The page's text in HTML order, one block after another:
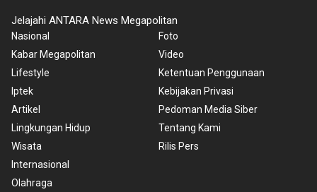
Jelajahi ANTARA News Megapolitan
Nasional
Kabar Megapolitan
Lifestyle
Iptek
Artikel
Lingkungan Hidup
Wisata
Internasional
Olahraga
Foto
Video
Ketentuan Penggunaan
Kebijakan Privasi
Pedoman Media Siber
Tentang Kami
Rilis Pers